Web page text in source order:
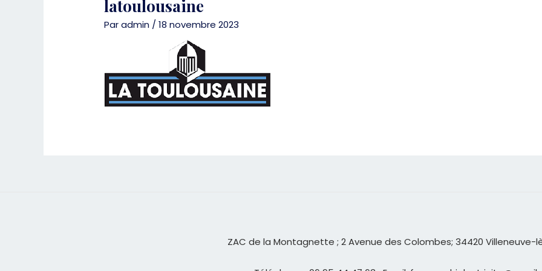
latoulousaine
Paradmin /18 novembre 2023
ZAC de la Montagnette ; 2 Avenue des Colombes; 34420 Villeneuve-